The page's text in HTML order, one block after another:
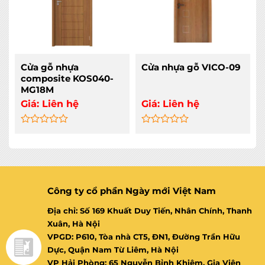
Cửa gỗ nhựa
composite KOS040-
MG18M
Giá: Liên hệ
out
of
Cửa nhựa gỗ VICO-09
Giá: Liên hệ
out
of
Công ty cổ phần Ngày mới Việt Nam
Địa chỉ: Số 169 Khuất Duy Tiến, Nhân Chính, Thanh
Xuân, Hà Nội
VPGD: P610, Tòa nhà CT5, ĐN1, Đường Trần Hữu
Dực, Quận Nam Từ Liêm, Hà Nội
VP Hải Phòng: 65 Nguyễn Bỉnh Khiêm, Gia Viên